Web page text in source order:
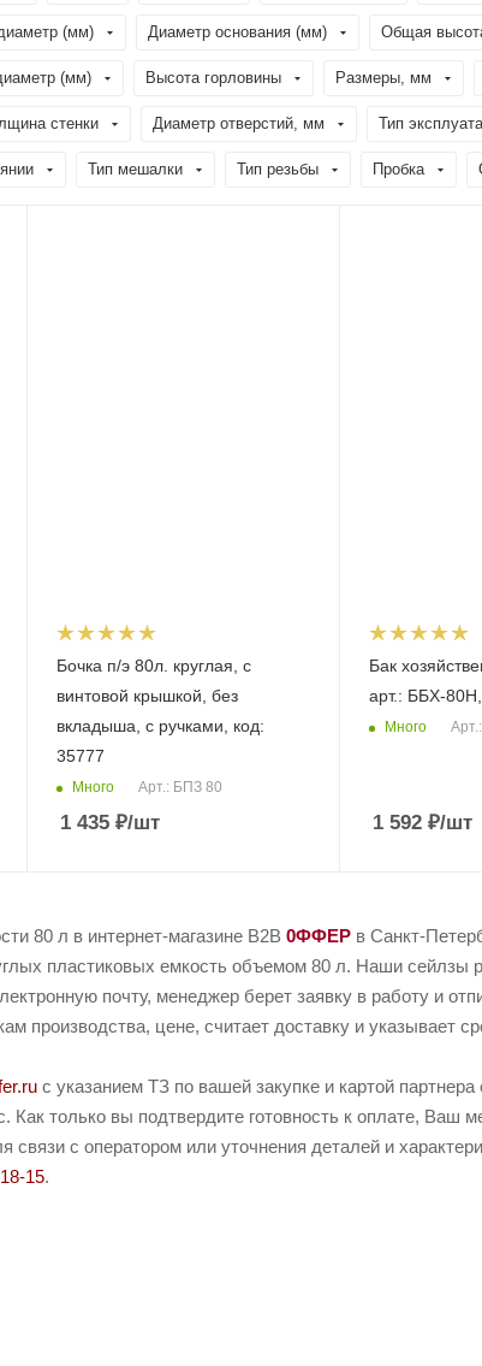
(мм) Диаметр основания (мм) Общая
(мм) Высота горловины Размеры, мм
стенки Диаметр отверстий, мм Тип
Тип мешалки Тип резьбы Пробка
Бочка п/э 80л. круглая, с
винтовой крышкой, без
вкладыша, с ручками, код:
35777
Много Арт.: БПЗ 80
1 435₽/шт
Бак
арт.: ББХ-
Много
1 592₽/шт
80 л в интернет-магазине B2B 0ФФЕР в Санкт-
пластиковых емкость объемом 80 л. Наши сейлзы
почту, менеджер берет заявку в работу и
производства, цене, считает доставку и указывает
с указанием ТЗ по вашей закупке и картой
только вы подтвердите готовность к оплате, Ваш
связи с оператором или уточнения деталей и
15.